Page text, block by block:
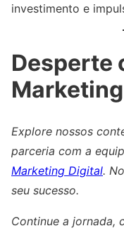
investimento e
Desperte
Explore nossos
parceria com a
Marketing Digital.
seu sucesso.
Continue a jornada,